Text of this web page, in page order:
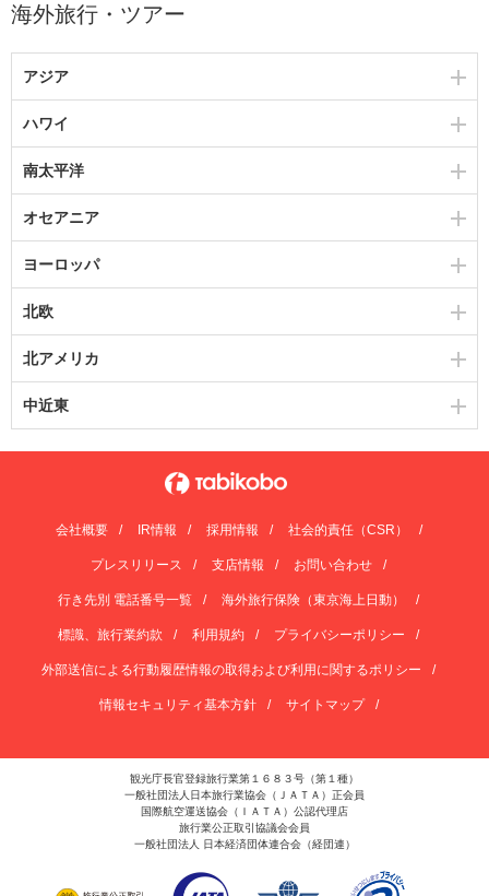
海外旅行・ツアー
アジア
ハワイ
南太平洋
オセアニア
ヨーロッパ
北欧
北アメリカ
中近東
会社概要 IR情報 採用情報 社会的責任（CSR）
プレスリリース 支店情報 お問い合わせ
行き先別 電話番号一覧 海外旅行保険（東京海上日動）
標識、旅行業約款 利用規約 プライバシーポリシー
外部送信による行動履歴情報の取得および利用に関するポリシー
情報セキュリティ基本方針 サイトマップ
観光庁長官登録旅行業第１６８３号（第１種）
一般社団法人日本旅行業協会（ＪＡＴＡ）正会員
国際航空運送協会（ＩＡＴＡ）公認代理店
旅行業公正取引協議会会員
一般社団法人 日本経済団体連合会（経団連）